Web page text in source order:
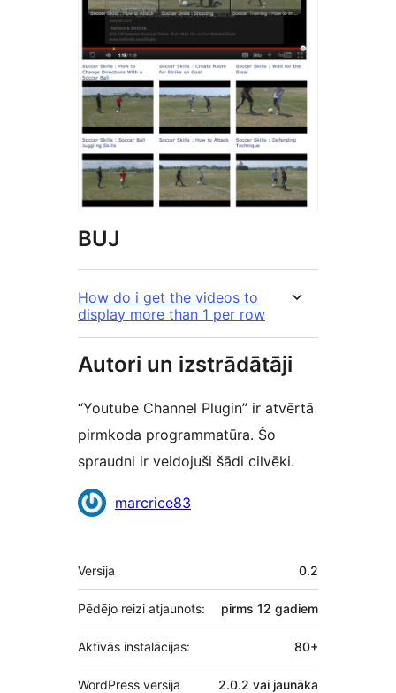
BUJ
How do i get the videos to
display more than 1 per row
Autori un izstrādātāji
“Youtube Channel Plugin” ir atvērtā
pirmkoda programmatūra. Šo
spraudni ir veidojuši šādi cilvēki.
Līdzdalībnieki
marcrice83
Meta
Versija 0.2
Pēdējo reizi atjaunots: pirms 12 gadiem
Aktīvās instalācijas: 80+
WordPress versija 2.0.2 vai jaunāka